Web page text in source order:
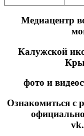
Медиацентр
Калужской
фото и
Ознакомиться с